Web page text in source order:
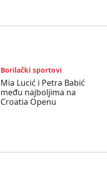
Borilački sportovi
Mia Lucić i Petra Babić
među najboljima na
Croatia Openu